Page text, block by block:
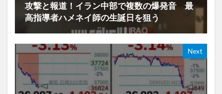
攻撃と報道！イラン中部で複数の爆発音 最
高指導者ハメネイ師の生誕日を狙う
Next